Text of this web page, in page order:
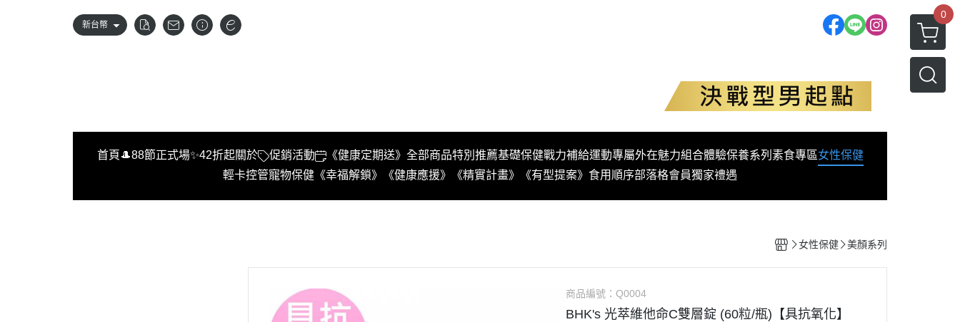
新台幣
0
首頁 🎩88節正式場✨42折起關於 促銷活動 《健康定期送》 全部商品特別推薦基礎保健戰力補給運動專屬外在魅力組合體驗保養系列 素食專區女性保健
輕卡控管寵物保健 《幸福解鎖》 《健康應援》 《精實計畫》 《有型提案》 食用順序部落格會員獨家禮遇
女性保健 美顏系列
商品編號：Q0004
BHK's 光萃維他命C雙層錠 (60粒/瓶)【具抗氧化】